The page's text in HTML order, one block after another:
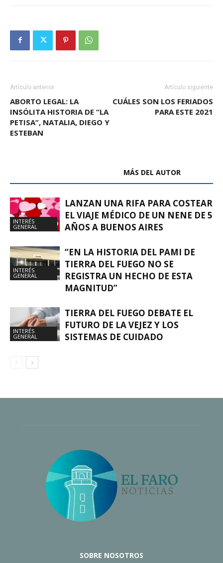
Artículo anterior
ABORTO LEGAL: LA
INSÓLITA HISTORIA DE “LA
PETISA”, NATALIA, DIEGO Y
ESTEBAN
Artículo siguiente
CUÁLES SON LOS FERIADOS
PARA ESTE 2021
MÁS DEL AUTOR
INTERÉS
GENERAL
LANZAN UNA RIFA PARA COSTEAR
EL VIAJE MÉDICO DE UN NENE DE 5
AÑOS A BUENOS AIRES
INTERÉS
GENERAL
“EN LA HISTORIA DEL PAMI DE
TIERRA DEL FUEGO NO SE
REGISTRA UN HECHO DE ESTA
MAGNITUD”
INTERÉS
GENERAL
TIERRA DEL FUEGO DEBATE EL
FUTURO DE LA VEJEZ Y LOS
SISTEMAS DE CUIDADO
SOBRE NOSOTROS